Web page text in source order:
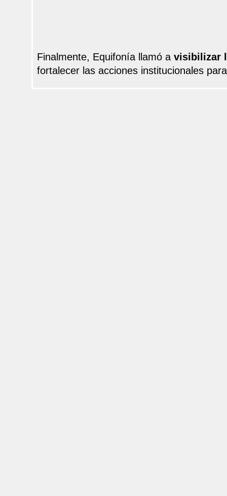
Finalmente, Equifonía llamó a visibilizar
fortalecer las acciones institucionales